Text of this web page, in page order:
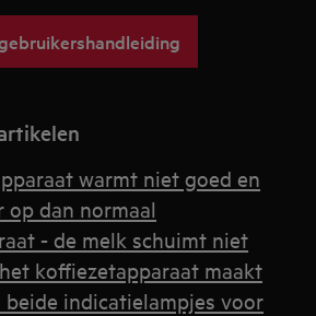
warmt niet goed en
op dan normaal
- de melk schuimt niet
koffiezetapparaat maakt
beide indicatielampjes voor